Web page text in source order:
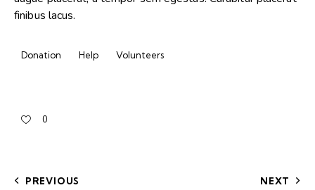
finibus lacus.
Donation Help Volunteers
0
PREVIOUS NEXT